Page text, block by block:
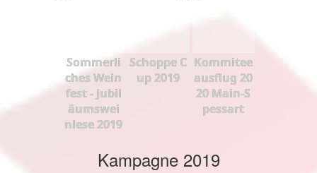
Sommerli
ches Wein
fest - Jubil
äumswei
nlese 2019
Schoppe C
up 2019
Kommitee
ausflug 20
20 Main-S
pessart
Kampagne 2019